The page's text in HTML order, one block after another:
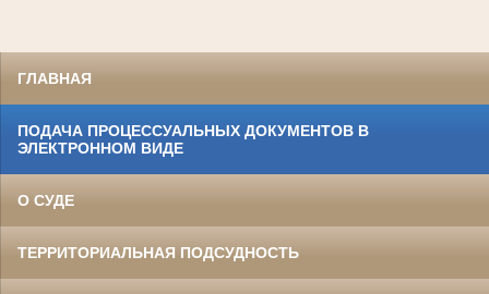
ГЛАВНАЯ
ПОДАЧА ПРОЦЕССУАЛЬНЫХ ДОКУМЕНТОВ В
ЭЛЕКТРОННОМ ВИДЕ
О СУДЕ
ТЕРРИТОРИАЛЬНАЯ ПОДСУДНОСТЬ